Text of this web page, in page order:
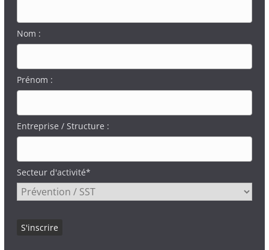
Nom :
Prénom :
Entreprise / Structure :
Secteur d'activité*